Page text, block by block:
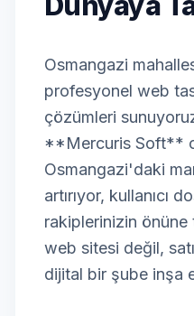
Osmangazi
profesyonel web
çözümleri
**Mercuris Soft**
Osmangazi'daki
artırıyor, kullanıcı
rakiplerinizin önüne
web sitesi değil,
dijital bir şube inşa